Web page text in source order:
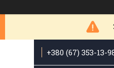
+380 (67) 353-13-